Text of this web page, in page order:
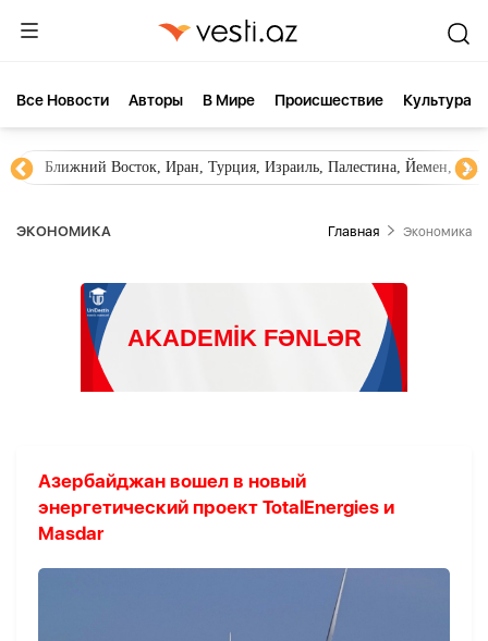
Все Новости Aвторы В Мире Происшествие Культура
Ближний Восток, Иран, Турция, Израиль, Палестина, Йемен,
ЭКОНОМИКА Главная Экономика
Азербайджан вошел в новый
энергетический проект TotalEnergies и
Masdar